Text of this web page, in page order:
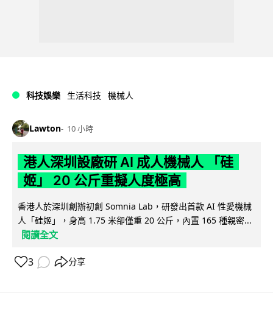
科技娛樂 生活科技 機械人
Lawton 10 小時
港人深圳設廠研 AI 成人機械人 「硅
姬」 20 公斤重擬人度極高
香港人於深圳創辦初創 Somnia Lab，研發出首款 AI 性愛機械
人「硅姬」，身高 1.75 米卻僅重 20 公斤，內置 165 種親密...
閱讀全文
3 分享